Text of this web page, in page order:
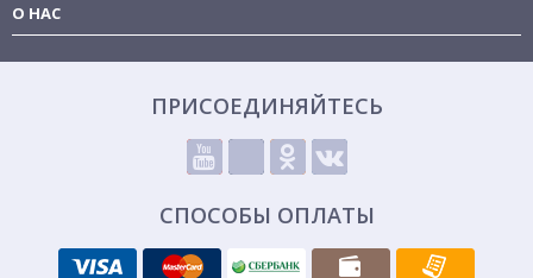
О НАС
ПРИСОЕДИНЯЙТЕСЬ
СПОСОБЫ ОПЛАТЫ